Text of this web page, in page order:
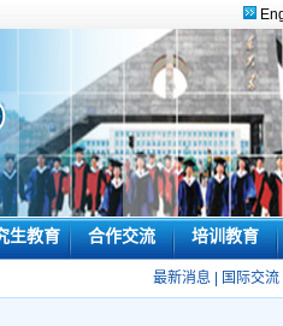
生教育 合作交流 培训教育
最新消息 国际交流